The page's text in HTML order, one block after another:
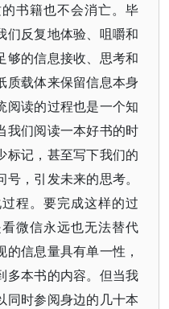
书籍也不会消亡。毕
们反复地体验、咀嚼和
够的信息接收、思考和
质载体来保留信息本身
阅读的过程也是一个知
我们阅读一本好书的时
标记，甚至写下我们的
，引发未来的思考。
程。要完成这样的过
微信永远也无法替代
信息量具有单一性，
多本书的内容。但当我
同时参阅身边的几十本